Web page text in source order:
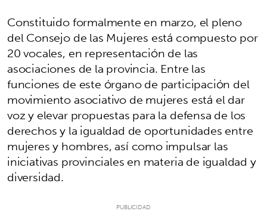
Constituido formalmente en marzo, el pleno
del Consejo de las Mujeres está compuesto por
20 vocales, en representación de las
asociaciones de la provincia. Entre las
funciones de este órgano de participación del
movimiento asociativo de mujeres está el dar
voz y elevar propuestas para la defensa de los
derechos y la igualdad de oportunidades entre
mujeres y hombres, así como impulsar las
iniciativas provinciales en materia de igualdad y
diversidad.